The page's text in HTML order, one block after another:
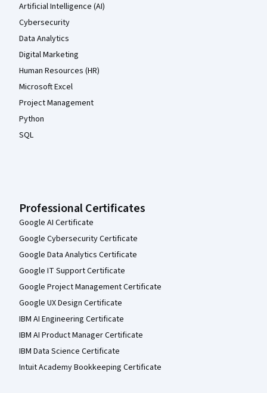
Artificial Intelligence (AI)
Cybersecurity
Data Analytics
Digital Marketing
Human Resources (HR)
Microsoft Excel
Project Management
Python
SQL
Professional Certificates
Google AI Certificate
Google Cybersecurity Certificate
Google Data Analytics Certificate
Google IT Support Certificate
Google Project Management Certificate
Google UX Design Certificate
IBM AI Engineering Certificate
IBM AI Product Manager Certificate
IBM Data Science Certificate
Intuit Academy Bookkeeping Certificate